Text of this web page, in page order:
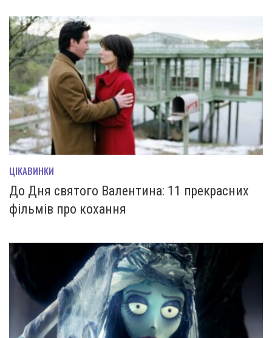
ЦІКАВИНКИ
До Дня святого Валентина: 11 прекрасних
фільмів про кохання